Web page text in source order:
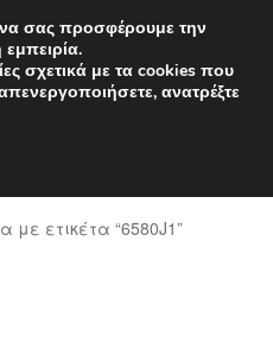
από 7 EUR
4 μ.μ.
με ετικέτα “6580J1”
σας προσφέρουμε την
σχετικά με τα cookies που
ανατρέξτε